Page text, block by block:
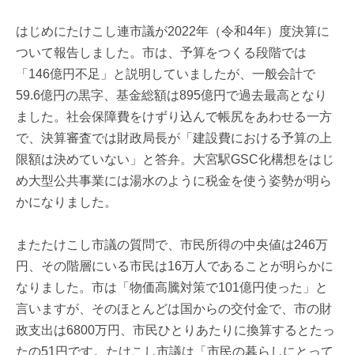
はじめにたけこし連市議が2022年（令和4年）度決算に
ついて報告しました。市は、予算をつくる段階では
「146億円不足」と説明していましたが、一般会計で
59.6億円の黒字、基金総額は895億円で過去最高となり
ました。社会保障費をけずり込んで帳尻をあわせる一方
で、決算審査では財政局長が「建設費における予算の上
限額は決めていない」と答弁。大宮駅GSC化構想をはじ
め大型公共事業には湯水のように税金を使う姿勢が明ら
かになりました。
またたけこし市議の質問で、市民所得の中央値は246万
円、その階層にいる市民は16万人であることが明らかに
なりました。市は「物価高騰対策で101億円使った」と
言いますが、そのほとんどは国からの交付金で、市の財
政支出は6800万円、市民ひとりあたりに換算するとたっ
たの51円です。たけこし市議は「市民の暮らしにとって